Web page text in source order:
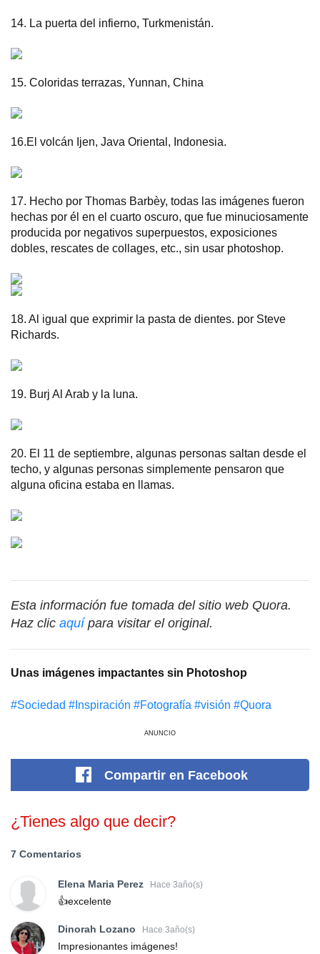
14. La puerta del infierno, Turkmenistán.
15. Coloridas terrazas, Yunnan, China
16.El volcán Ijen, Java Oriental, Indonesia.
17. Hecho por Thomas Barbèy, todas las imágenes fueron
hechas por él en el cuarto oscuro, que fue minuciosamente
producida por negativos superpuestos, exposiciones
dobles, rescates de collages, etc., sin usar photoshop.
18. Al igual que exprimir la pasta de dientes. por Steve
Richards.
19. Burj Al Arab y la luna.
20. El 11 de septiembre, algunas personas saltan desde el
techo, y algunas personas simplemente pensaron que
alguna oficina estaba en llamas.
Esta información fue tomada del sitio web Quora.
Haz clic aquípara visitar el original.
Unas imágenes impactantes sin Photoshop
#Sociedad #Inspiración #Fotografía #visión #Quora
ANUNCIO
Compartir en Facebook
¿Tienes algo que decir?
7 Comentarios
Elena Maria Perez Hace 3año(s)
👍excelente
Dinorah Lozano Hace 3año(s)
Impresionantes imágenes!